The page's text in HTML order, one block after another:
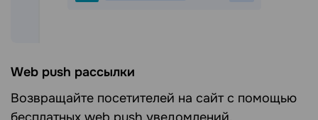
Web push рассылки
Возвращайте посетителей на сайт с помощью